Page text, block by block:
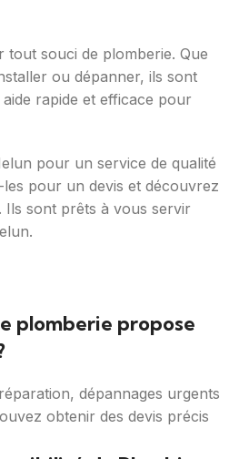
tout souci de plomberie. Que
ou dépanner, ils sont
rapide et efficace pour
pour un service de qualité
pour un devis et découvrez
Ils sont prêts à vous servir
plomberie propose
dépannages urgents
obtenir des devis précis